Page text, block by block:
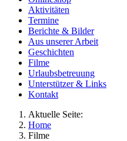
Aktivitäten
Termine
Berichte & Bilder
Aus unserer Arbeit
Geschichten
Filme
Urlaubsbetreuung
Unterstützer & Links
Kontakt
Aktuelle Seite:
Home
Filme